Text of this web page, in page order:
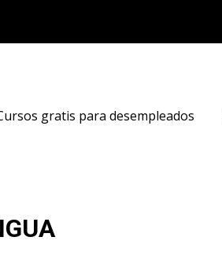
gratis para desempleados